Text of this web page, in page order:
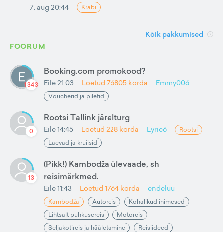
7. aug 20:44 Krabi
Kõik pakkumised
FOORUM
1343
Booking.com promokood?
Eile 21:03 Loetud 76805 korda Emmy006
Voucherid ja piletid
0
Rootsi Tallink järelturg
Eile 14:45 Loetud 228 korda Lyric6
Rootsi
Laevad ja kruiisid
13
(Pikk!) Kambodža ülevaade, sh
reisimärkmed.
Eile 11:43 Loetud 1764 korda endeluu
Kambodža Autoreis
Kohalikud inimesed
Lihtsalt puhkusereis
Motoreis
Seljakotireis ja hääletamine
Reisiideed